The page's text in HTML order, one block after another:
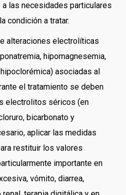
las necesidades particulares
condición a tratar.
alteraciones electrolíticas
hipomagnesemia,
asociadas al
el tratamiento se deben
electrolitos séricos (en
bicarbonato y
aplicar las medidas
restituir los valores
importante en
vómito, diarrea,